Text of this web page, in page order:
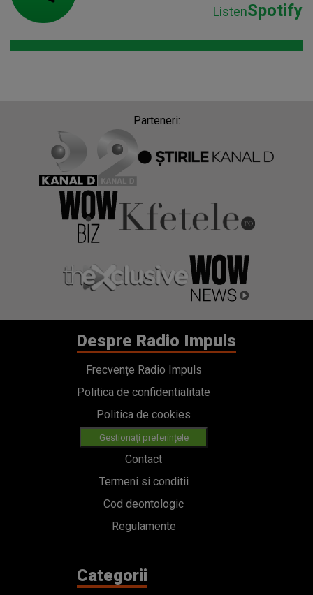
ListenSpotify
Parteneri:
Despre Radio Impuls
Frecvențe Radio Impuls
Politica de confidentialitate
Politica de cookies
Gestionați preferințele
Contact
Termeni si conditii
Cod deontologic
Regulamente
Categorii